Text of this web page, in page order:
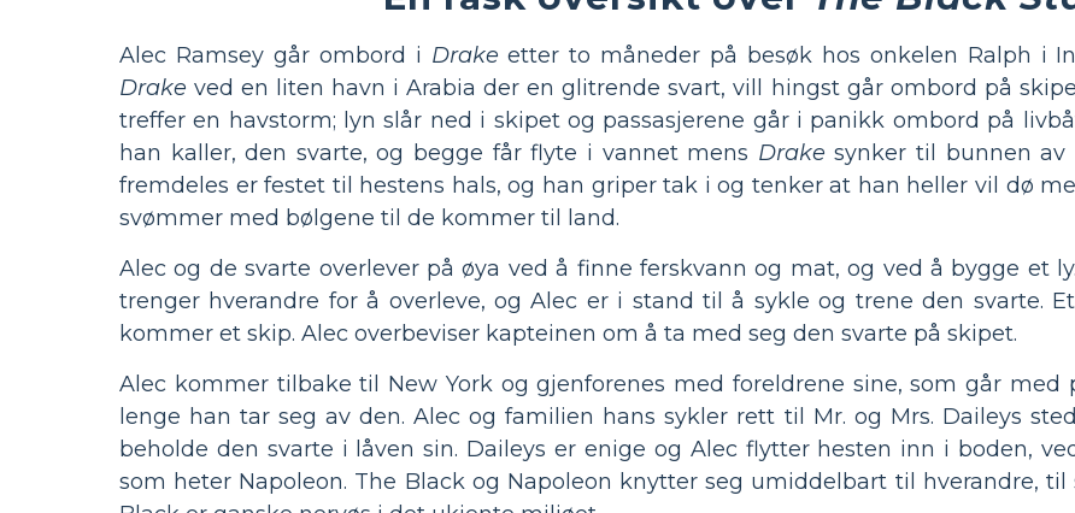
Alec Ramsey går ombord i Drake etter to måneder på besøk hos onkelen Ralph i
Drake ved en liten havn i Arabia der en glitrende svart, vill hingst går ombord på
treffer en havstorm; lyn slår ned i skipet og passasjerene går i panikk ombord på
han kaller, den svarte, og begge får flyte i vannet mens Drake synker til bunnen av
fremdeles er festet til hestens hals, og han griper tak i og tenker at han heller vil dø
svømmer med bølgene til de kommer til land.
Alec og de svarte overlever på øya ved å finne ferskvann og mat, og ved å bygge et
trenger hverandre for å overleve, og Alec er i stand til å sykle og trene den svarte.
kommer et skip. Alec overbeviser kapteinen om å ta med seg den svarte på skipet.
Alec kommer tilbake til New York og gjenforenes med foreldrene sine, som går med
lenge han tar seg av den. Alec og familien hans sykler rett til Mr. og Mrs. Daileys
beholde den svarte i låven sin. Daileys er enige og Alec flytter hesten inn i boden,
som heter Napoleon. The Black og Napoleon knytter seg umiddelbart til hverandre,